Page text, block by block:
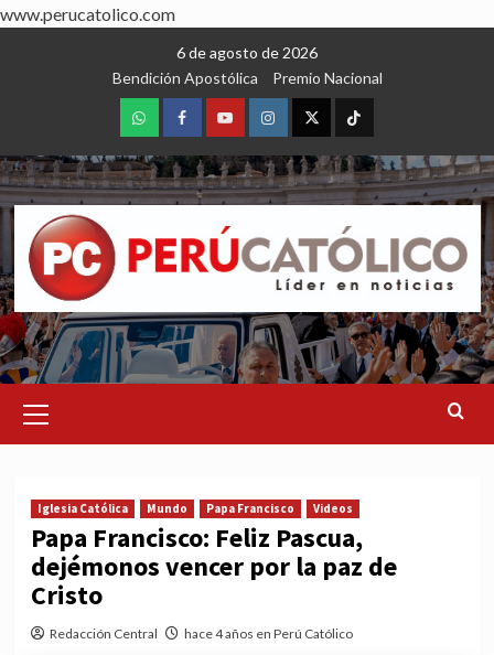
www.perucatolico.com
6 de agosto de 2026
Bendición Apostólica
Premio Nacional
WhatsAppFacebookYoutubeInstagram
X TikTok
Menu
Iglesia Católica Mundo Papa Francisco Videos
Papa Francisco: Feliz Pascua,
dejémonos vencer por la paz de
Cristo
Redacción Central hace 4 años en Perú Católico